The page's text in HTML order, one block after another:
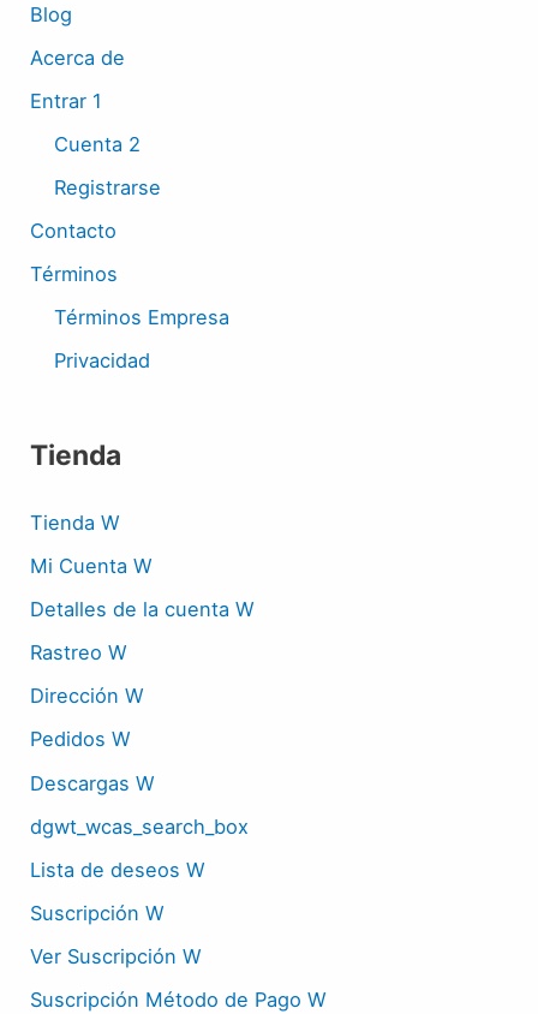
Blog
Acerca de
Entrar 1
Cuenta 2
Registrarse
Contacto
Términos
Términos Empresa
Privacidad
Tienda
Tienda W
Mi Cuenta W
Detalles de la cuenta W
Rastreo W
Dirección W
Pedidos W
Descargas W
dgwt_wcas_search_box
Lista de deseos W
Suscripción W
Ver Suscripción W
Suscripción Método de Pago W